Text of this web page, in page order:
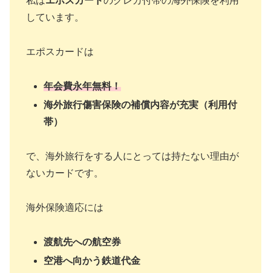
しています。
エポスカードは
年会費永年無料！
海外旅行傷害保険の補償内容が充実（利用付
帯）
で、海外旅行をする人にとっては持たない理由が
ないカードです。
海外保険適応には
渡航先への航空券
空港へ向かう鉄道代金